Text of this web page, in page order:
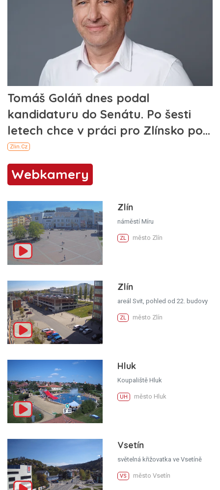
Webkamery
Zlín
náměstí Míru
ZL město Zlín
Zlín
areál Svit, pohled od 22. budovy
ZL město Zlín
Hluk
Koupaliště Hluk
UH město Hluk
Vsetín
světelná křižovatka ve Vsetíně
VS město Vsetín